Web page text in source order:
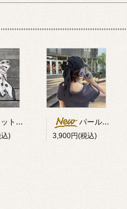
柄スカーフ
)
パール×リボン付キャップ
3,900円(税込)